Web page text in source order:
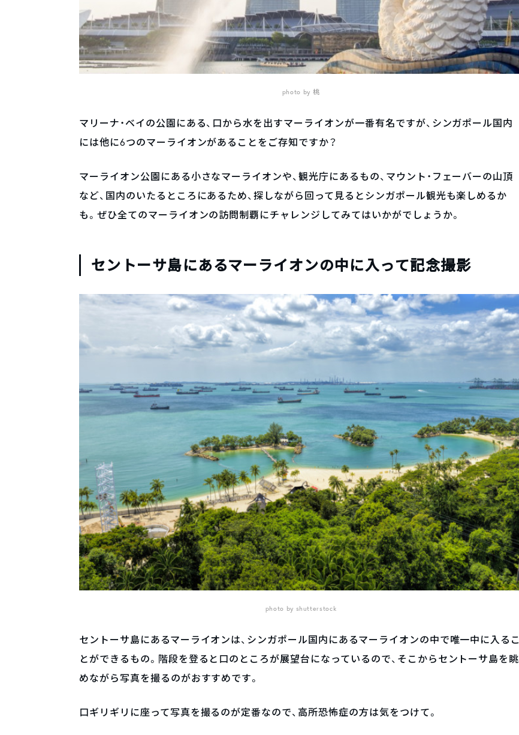
photo by 桃
マリーナ・ベイの公園にある、口から水を出すマーライオンが一番有名ですが、シンガポール国内
には他に6つのマーライオンがあることをご存知ですか？
マーライオン公園にある小さなマーライオンや、観光庁にあるもの、マウント・フェーバーの山頂
など、国内のいたるところにあるため、探しながら回って見るとシンガポール観光も楽しめるか
も。ぜひ全てのマーライオンの訪問制覇にチャレンジしてみてはいかがでしょうか。
セントーサ島にあるマーライオンの中に入って記念撮影
photo by shutterstock
セントーサ島にあるマーライオンは、シンガポール国内にあるマーライオンの中で唯一中に入るこ
とができるもの。階段を登ると口のところが展望台になっているので、そこからセントーサ島を眺
めながら写真を撮るのがおすすめです。
口ギリギリに座って写真を撮るのが定番なので、高所恐怖症の方は気をつけて。